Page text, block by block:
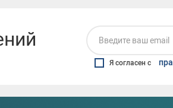
Я согласен с